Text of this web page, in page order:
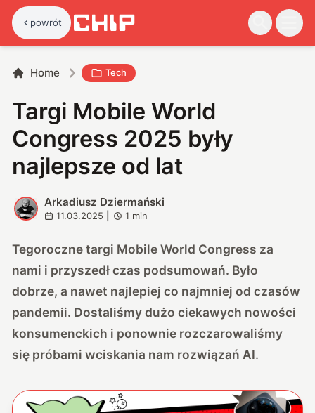
powrót
Home Tech
Targi Mobile World
Congress 2025 były
najlepsze od lat
A
Arkadiusz Dziermański
11.03.2025 1 min
Tegoroczne targi Mobile World Congress za
nami i przyszedł czas podsumowań. Było
dobrze, a nawet najlepiej co najmniej od czasów
pandemii. Dostaliśmy dużo ciekawych nowości
konsumenckich i ponownie rozczarowaliśmy
się próbami wciskania nam rozwiązań AI.